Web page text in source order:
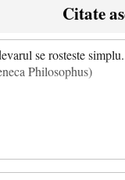
Citate
se rosteste
Philosophus)